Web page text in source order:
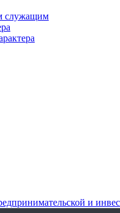
служащим
и